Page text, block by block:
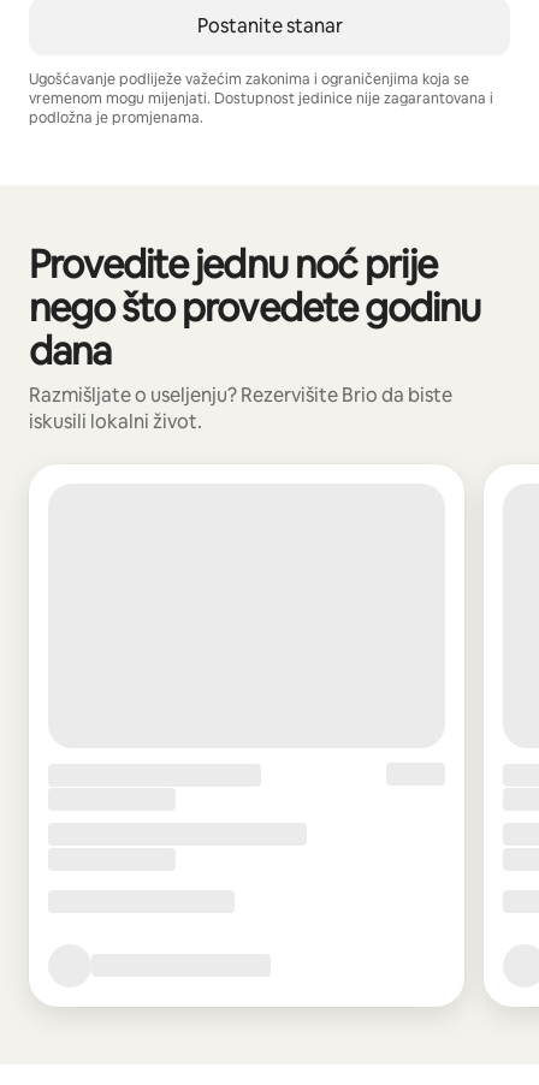
Postanite stanar
Ugošćavanje podliježe važećim zakonima i ograničenjima koja se
vremenom mogu mijenjati. Dostupnost jedinice nije zagarantovana i
podložna je promjenama.
Provedite jednu noć prije
nego što provedete godinu
dana
Razmišljate o useljenju? Rezervišite Brio da biste
iskusili lokalni život.
Prikazano 0 od 0 stavki